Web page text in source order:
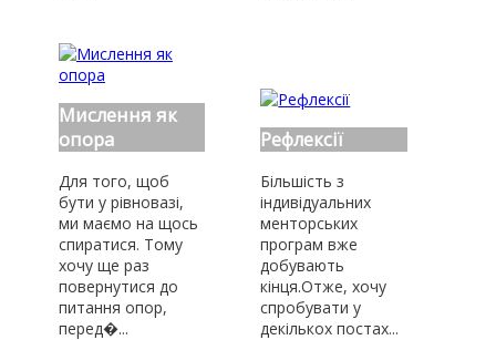
Мислення як
опора
Для того, щоб
бути у рівновазі,
ми маємо на щось
спиратися. Тому
хочу ще раз
повернутися до
питання опор,
перед�...
Рефлексії
Більшість з
індивідуальних
менторських
програм вже
добувають
кінця.Отже, хочу
спробувати у
декількох постах...